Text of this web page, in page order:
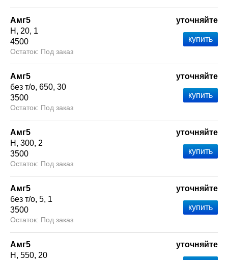
Амг5
Н
20 1
4500
Под заказ
уточняйте
Амг5
без т/о 650 30
3500
Под заказ
уточняйте
Амг5
Н
300 2
3500
Под заказ
уточняйте
Амг5
без т/о 5 1
3500
Под заказ
уточняйте
Амг5
Н
550 20
уточняйте